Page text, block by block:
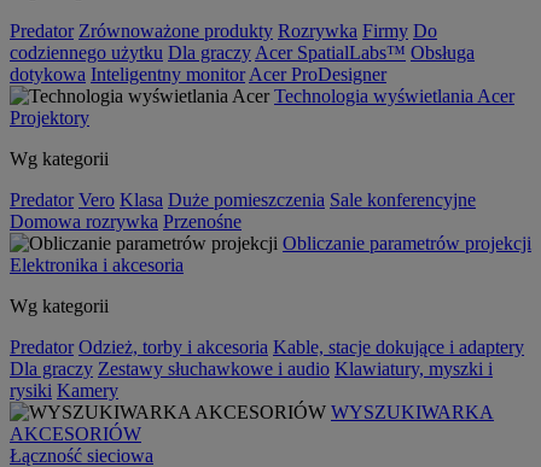
Predator Zrównoważone produkty Rozrywka Firmy Do
codziennego użytku Dla graczy Acer SpatialLabs™ Obsługa
dotykowa Inteligentny monitor Acer ProDesigner
Technologia wyświetlania Acer
Projektory
Wg kategorii
Predator Vero Klasa Duże pomieszczenia Sale konferencyjne
Domowa rozrywka Przenośne
Obliczanie parametrów projekcji
Elektronika i akcesoria
Wg kategorii
Predator Odzież, torby i akcesoria Kable, stacje dokujące i adaptery
Dla graczy Zestawy słuchawkowe i audio Klawiatury, myszki i
rysiki Kamery
WYSZUKIWARKA
AKCESORIÓW
Łączność sieciowa